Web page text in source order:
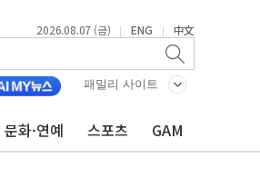
2026.08.07 (금) | ENG | 中文
패밀리 사이트
문화·연예 스포츠 GAM